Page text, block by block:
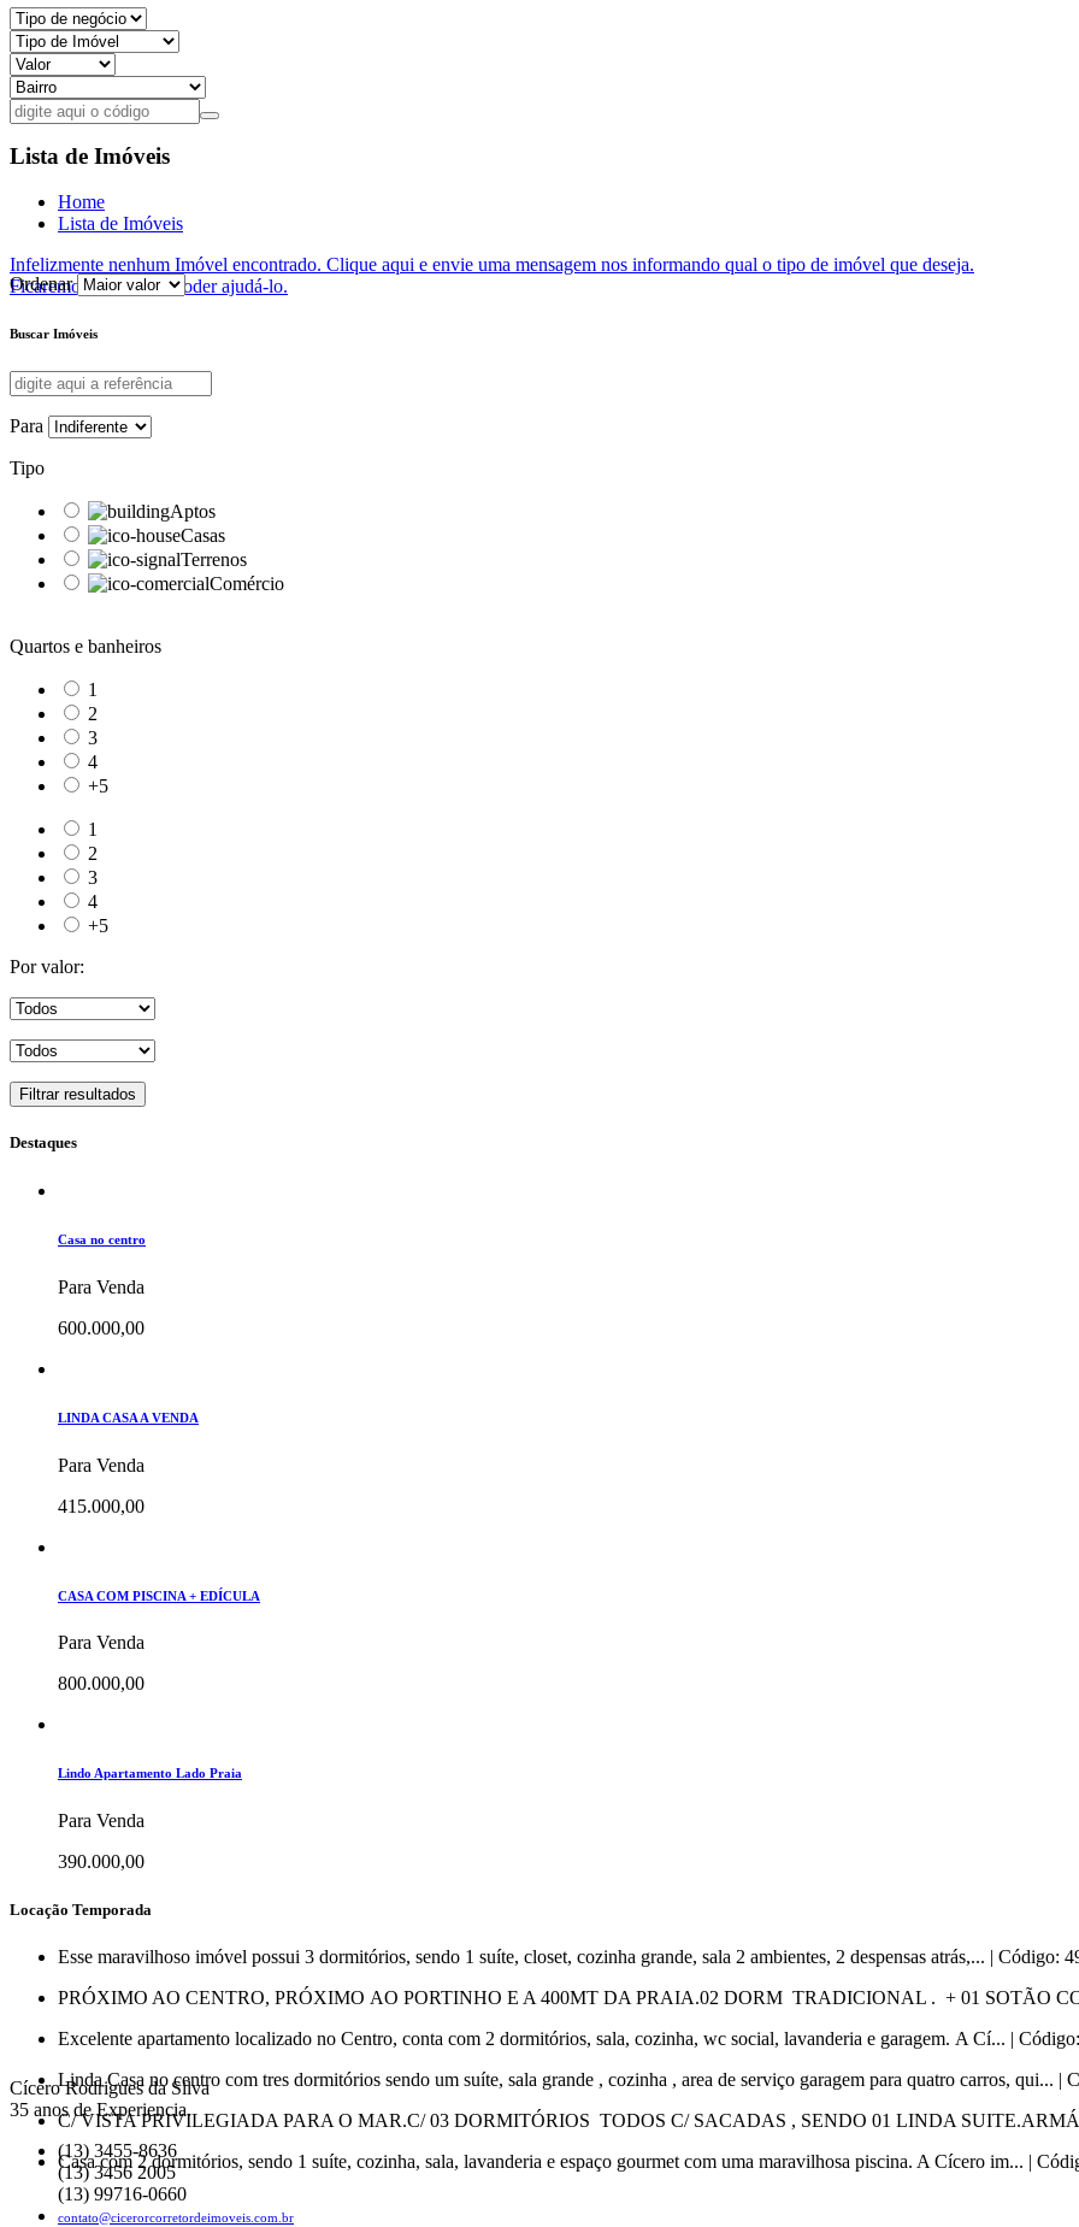
Lista de Imóveis
Home
Lista de Imóveis
Infelizmente nenhum Imóvel encontrado. Clique aqui e envie uma mensagem nos informando qual o tipo de imóvel que deseja.
Ficaremos felizes em poder ajudá-lo.
Ordenar
Buscar Imóveis
Para
Tipo
Aptos
Casas
Terrenos
Comércio
Quartos e banheiros
1
2
3
4
+5
1
2
3
4
+5
Por valor:
Filtrar resultados
Destaques
Casa no centro
Para Venda
600.000,00
LINDA CASA A VENDA
Para Venda
415.000,00
CASA COM PISCINA + EDÍCULA
Para Venda
800.000,00
Lindo Apartamento Lado Praia
Para Venda
390.000,00
Locação Temporada
Esse maravilhoso imóvel possui 3 dormitórios, sendo 1 suíte, closet, cozinha grande, sala 2 ambientes, 2 despensas atrás,... | Código:
PRÓXIMO AO CENTRO, PRÓXIMO AO PORTINHO E A 400MT DA PRAIA.02 DORM TRADICIONAL . + 01 SOTÃO
Excelente apartamento localizado no Centro, conta com 2 dormitórios, sala, cozinha, wc social, lavanderia e garagem. A Cí... |
Linda Casa no centro com tres dormitórios sendo um suíte, sala grande , cozinha , area de serviço garagem para quatro carros, qui... |
C/ VISTA PRIVILEGIADA PARA O MAR.C/ 03 DORMITÓRIOS TODOS C/ SACADAS , SENDO 01 LINDA
Casa com 2 dormitórios, sendo 1 suíte, cozinha, sala, lavanderia e espaço gourmet com uma maravilhosa piscina. A Cícero im... |
Cícero Rodrigues da Silva
35 anos de Experiencia.
(13) 3455-8636
(13) 3456 2005
(13) 99716-0660
contato@cicerorcorretordeimoveis.com.br